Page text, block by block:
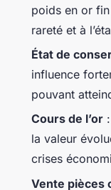
poids en or
rareté et à
État de
influence
pouvant
Cours de l’or
la valeur
crises
Vente pièces